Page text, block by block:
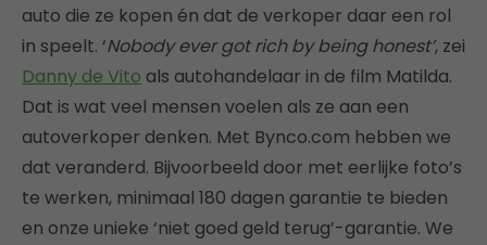
auto die ze kopen én dat de verkoper daar een rol
in speelt. ‘Nobody ever got rich by being honest’, zei
Danny de Vito als autohandelaar in de film Matilda.
Dat is wat veel mensen voelen als ze aan een
autoverkoper denken. Met Bynco.com hebben we
dat veranderd. Bijvoorbeeld door met eerlijke foto’s
te werken, minimaal 180 dagen garantie te bieden
en onze unieke ‘niet goed geld terug’-garantie. We